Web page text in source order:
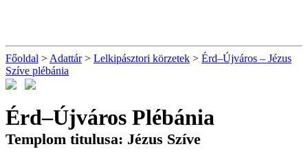
Főoldal > Adattár> Lelkipásztori körzetek > Érd–Újváros – Jézus
Szíve plébánia
Érd–Újváros Plébánia
Templom titulusa: Jézus Szíve